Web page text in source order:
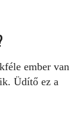
ember van
Üdítő ez a